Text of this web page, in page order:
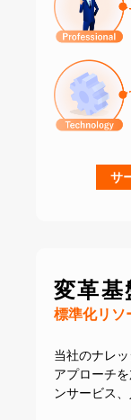
サ
変革基
標準化リソ
当社のナレ
アプローチ
ンサービス